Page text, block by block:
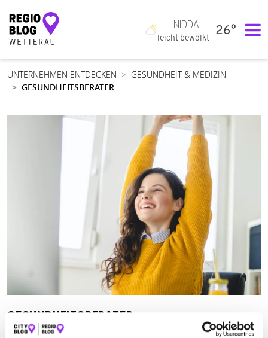
Hauptnavigation
NIDDA
leicht bewölkt
26°
UNTERNEHMEN ENTDECKEN
GESUNDHEIT & MEDIZIN
GESUNDHEITSBERATER
GESUNDHEITSBERATER